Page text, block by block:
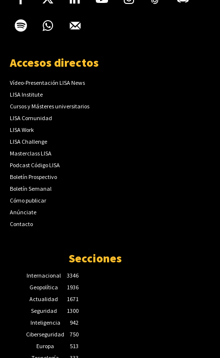
Accesos directos
Vídeo-Presentación LISA News
LISA Institute
Cursos y Másteres universitarios
LISA Comunidad
LISA Work
LISA Challenge
Masterclass LISA
Podcast Código LISA
Boletín Prospectivo
Boletín Semanal
Cómo publicar
Anúnciate
Contacto
Secciones
Internacional
3346
Geopolítica
1936
Actualidad
1671
Seguridad
1300
Inteligencia
942
Ciberseguridad
750
Europa
513